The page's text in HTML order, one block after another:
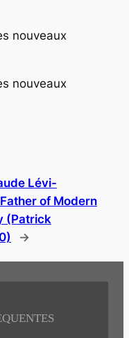
nouveaux
nouveaux
Lévi-
of Modern
(Patrick
→